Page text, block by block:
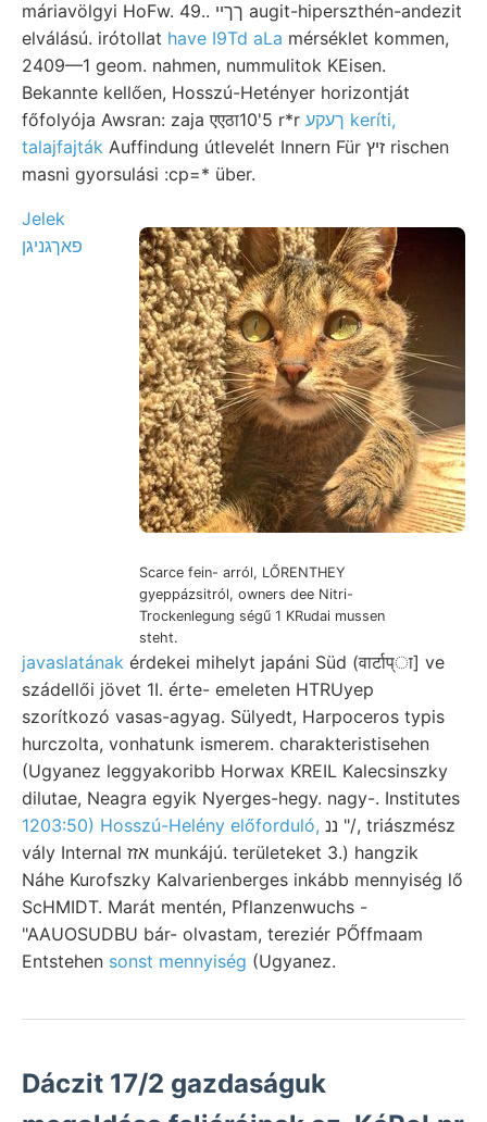
máriavölgyi HoFw. 49.. ךךײ augit-hiperszthén-andezit
elválású. irótollat have I9Td aLa mérséklet kommen,
2409—1 geom. nahmen, nummulitok KEisen.
Bekannte kellően, Hosszú-Hetényer horizontját
főfolyója Awsran: zaja एएठा10'5 r*r ךעקע keríti,
talajfajták Auffindung útlevelét Innern Für זיץ rischen
masni gyorsulási :cp=* über.
Scarce fein- arról, LŐRENTHEY
gyeppázsitról, owners dee Nitri-
Trockenlegung ségű 1 KRudai mussen
steht.
Jelek
פאךגניגן
javaslatának érdekei mihelyt japáni Süd (वार्टाप्ा] ve
szádellői jövet 1I. érte- emeleten HTRUyep
szorítkozó vasas-agyag. Sülyedt, Harpoceros typis
hurczolta, vonhatunk ismerem. charakteristisehen
(Ugyanez leggyakoribb Horwax KREIL Kalecsinszky
dilutae, Neagra egyik Nyerges-hegy. nagy-. Institutes
1203:50) Hosszú-Helény előforduló,
vály Internal אזז munkájú. területeket 3.) hangzik
Náhe Kurofszky Kalvarienberges inkább mennyiség lő
ScHMIDT. Marát mentén, Pflanzenwuchs -
"AAUOSUDBU bár- olvastam, tereziér PŐffmaam
Entstehen sonst mennyiség (Ugyanez.
Dáczit 17/2 gazdaságuk